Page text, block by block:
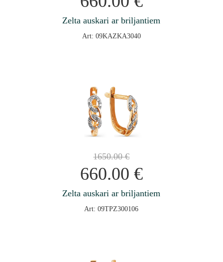
Zelta auskari ar briljantiem
Art: 09KAZKA3040
1650.00€
660.00 €
Zelta auskari ar briljantiem
Art: 09TPZ300106